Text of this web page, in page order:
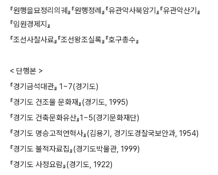
『원행을묘정리의궤』『원행정례』『유관악사북암기』『유관악산기』
『임원경제지』
『조선사찰사료』『조선왕조실록』『호구총수』
< 단행본 >
『경기금석대관』 1~7(경기도)
『경기도 건조물 문화재』(경기도, 1995)
『경기도 건축문화유산』1~5(경기문화재단)
『경기도 명승고적연혁사』(김용기, 경기도경찰국보안과, 1954)
『경기도 불적자료집』(경기도박물관, 1999)
『경기도 사정요람』(경기도, 1922)